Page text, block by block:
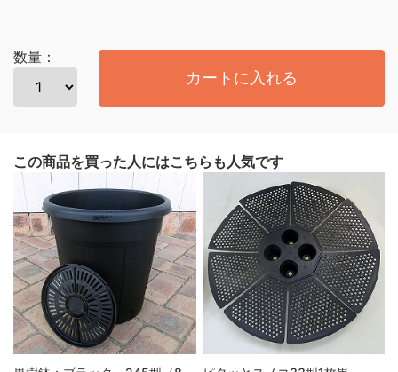
数量：
カートに入れる
この商品を買った人にはこちらも人気です